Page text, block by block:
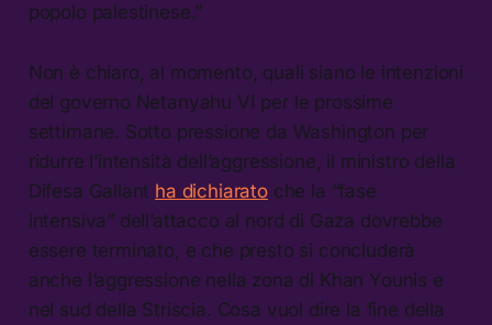
popolo palestinese.”
Non è chiaro, al momento, quali siano le intenzioni
del governo Netanyahu VI per le prossime
settimane. Sotto pressione da Washington per
ridurre l’intensità dell’aggressione, il ministro della
Difesa Gallant ha dichiaratoche la “fase
intensiva” dell’attacco al nord di Gaza dovrebbe
essere terminato, e che presto si concluderà
anche l’aggressione nella zona di Khan Younis e
nel sud della Striscia. Cosa vuol dire la fine della